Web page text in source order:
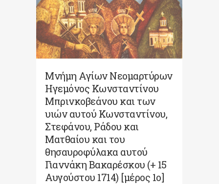
Μνήμη Αγίων Νεομαρτύρων
Ηγεμόνος Κωνσταντίνου
Μπρινκοβεάνου και των
υιών αυτού Κωνσταντίνου,
Στεφάνου, Ράδου και
Ματθαίου και του
θησαυροφύλακα αυτού
Γιαννάκη Βακαρέσκου (+ 15
Αυγούστου 1714) [μέρος 1ο]